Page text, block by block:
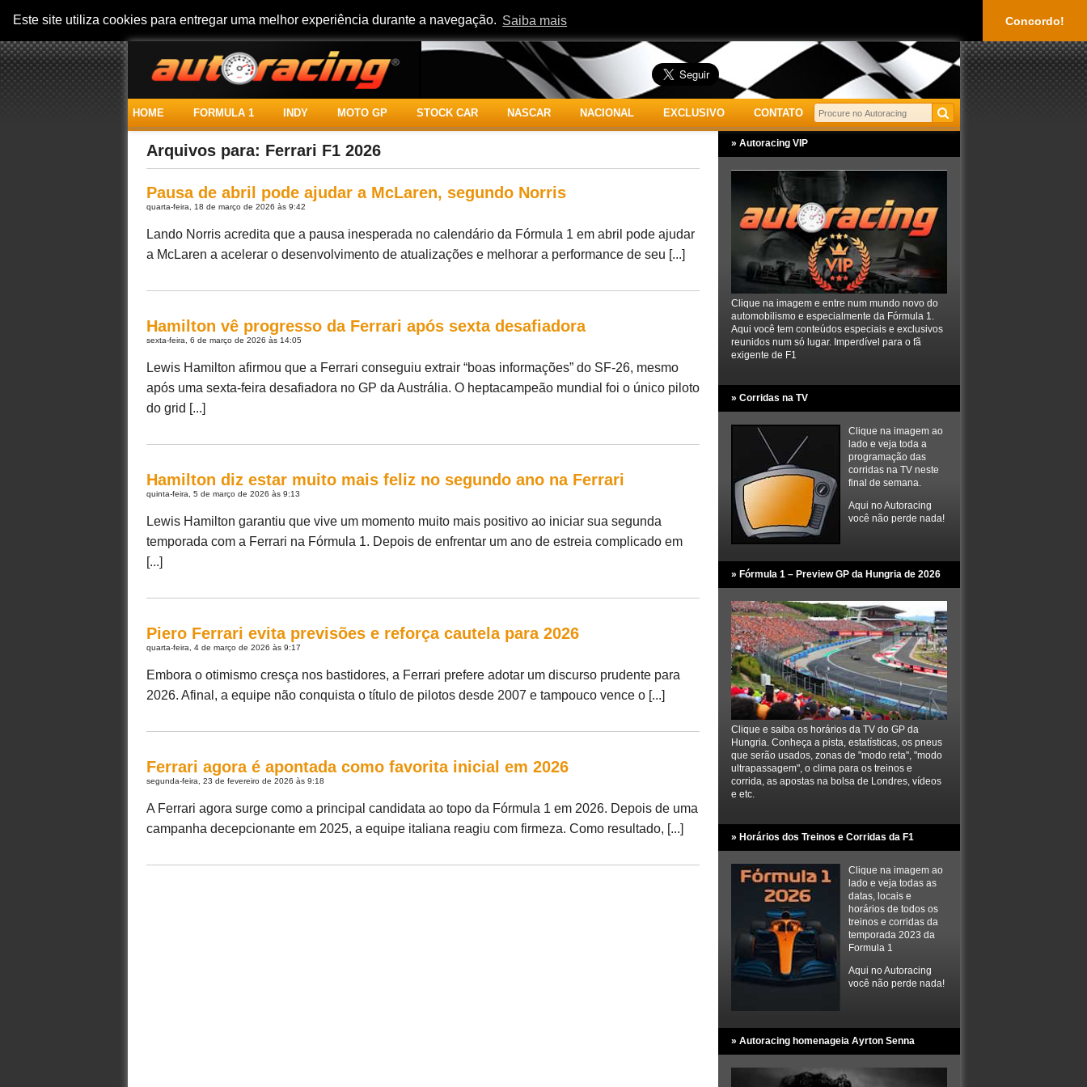
Este site utiliza cookies para entregar uma melhor experiência durante a navegação. Saiba mais Concordo!
HOME FORMULA 1 INDY MOTO GP STOCK CAR NASCAR NACIONAL EXCLUSIVO CONTATO
Arquivos para: Ferrari F1 2026
Pausa de abril pode ajudar a McLaren, segundo Norris
quarta-feira, 18 de março de 2026 às 9:42
Lando Norris acredita que a pausa inesperada no calendário da Fórmula 1 em abril pode ajudar
a McLaren a acelerar o desenvolvimento de atualizações e melhorar a performance de seu [...]
Hamilton vê progresso da Ferrari após sexta desafiadora
sexta-feira, 6 de março de 2026 às 14:05
Lewis Hamilton afirmou que a Ferrari conseguiu extrair “boas informações” do SF-26, mesmo
após uma sexta-feira desafiadora no GP da Austrália. O heptacampeão mundial foi o único piloto
do grid [...]
Hamilton diz estar muito mais feliz no segundo ano na Ferrari
quinta-feira, 5 de março de 2026 às 9:13
Lewis Hamilton garantiu que vive um momento muito mais positivo ao iniciar sua segunda
temporada com a Ferrari na Fórmula 1. Depois de enfrentar um ano de estreia complicado em
[...]
Piero Ferrari evita previsões e reforça cautela para 2026
quarta-feira, 4 de março de 2026 às 9:17
Embora o otimismo cresça nos bastidores, a Ferrari prefere adotar um discurso prudente para
2026. Afinal, a equipe não conquista o título de pilotos desde 2007 e tampouco vence o [...]
Ferrari agora é apontada como favorita inicial em 2026
segunda-feira, 23 de fevereiro de 2026 às 9:18
A Ferrari agora surge como a principal candidata ao topo da Fórmula 1 em 2026. Depois de uma
campanha decepcionante em 2025, a equipe italiana reagiu com firmeza. Como resultado, [...]
» Autoracing VIP
Clique na imagem e entre num mundo novo do
automobilismo e especialmente da Fórmula 1.
Aqui você tem conteúdos especiais e exclusivos
reunidos num só lugar. Imperdível para o fã
exigente de F1
» Corridas na TV
Clique na imagem ao
lado e veja toda a
programação das
corridas na TV neste
final de semana.
Aqui no Autoracing
você não perde nada!
» Fórmula 1 – Preview GP da Hungria de 2026
Clique e saiba os horários da TV do GP da
Hungria. Conheça a pista, estatísticas, os pneus
que serão usados, zonas de "modo reta", "modo
ultrapassagem", o clima para os treinos e
corrida, as apostas na bolsa de Londres, vídeos
e etc.
» Horários dos Treinos e Corridas da F1
Clique na imagem ao
lado e veja todas as
datas, locais e
horários de todos os
treinos e corridas da
temporada 2023 da
Formula 1
Aqui no Autoracing
você não perde nada!
» Autoracing homenageia Ayrton Senna